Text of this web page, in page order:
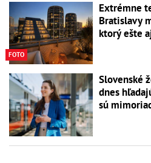
FOTO
Extrémne
Bratislavy
ktorý ešte
Slovenské
dnes
sú